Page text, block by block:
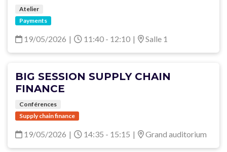
Atelier
Payments
19/05/2026 | 11:40 - 12:10 | Salle 1
BIG SESSION SUPPLY CHAIN
FINANCE
Conférences
Supply chain finance
19/05/2026 | 14:35 - 15:15 | Grand auditorium